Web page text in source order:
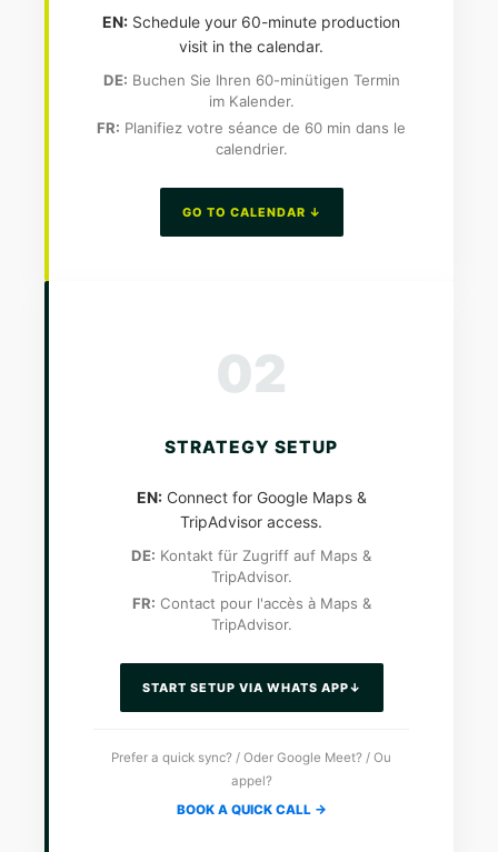
EN: Schedule your 60-minute production
visit in the calendar.
DE: Buchen Sie Ihren 60-minütigen Termin
im Kalender.
FR: Planifiez votre séance de 60 min dans le
calendrier.
GO TO CALENDAR ↓
02
STRATEGY SETUP
EN:Connect for Google Maps &
TripAdvisor access.
DE: Kontakt für Zugriff auf Maps &
TripAdvisor.
FR: Contact pour l'accès à Maps &
TripAdvisor.
START SETUP VIA WHATS APP↓
Prefer a quick sync? / Oder Google Meet? / Ou
appel?
BOOK A QUICK CALL →